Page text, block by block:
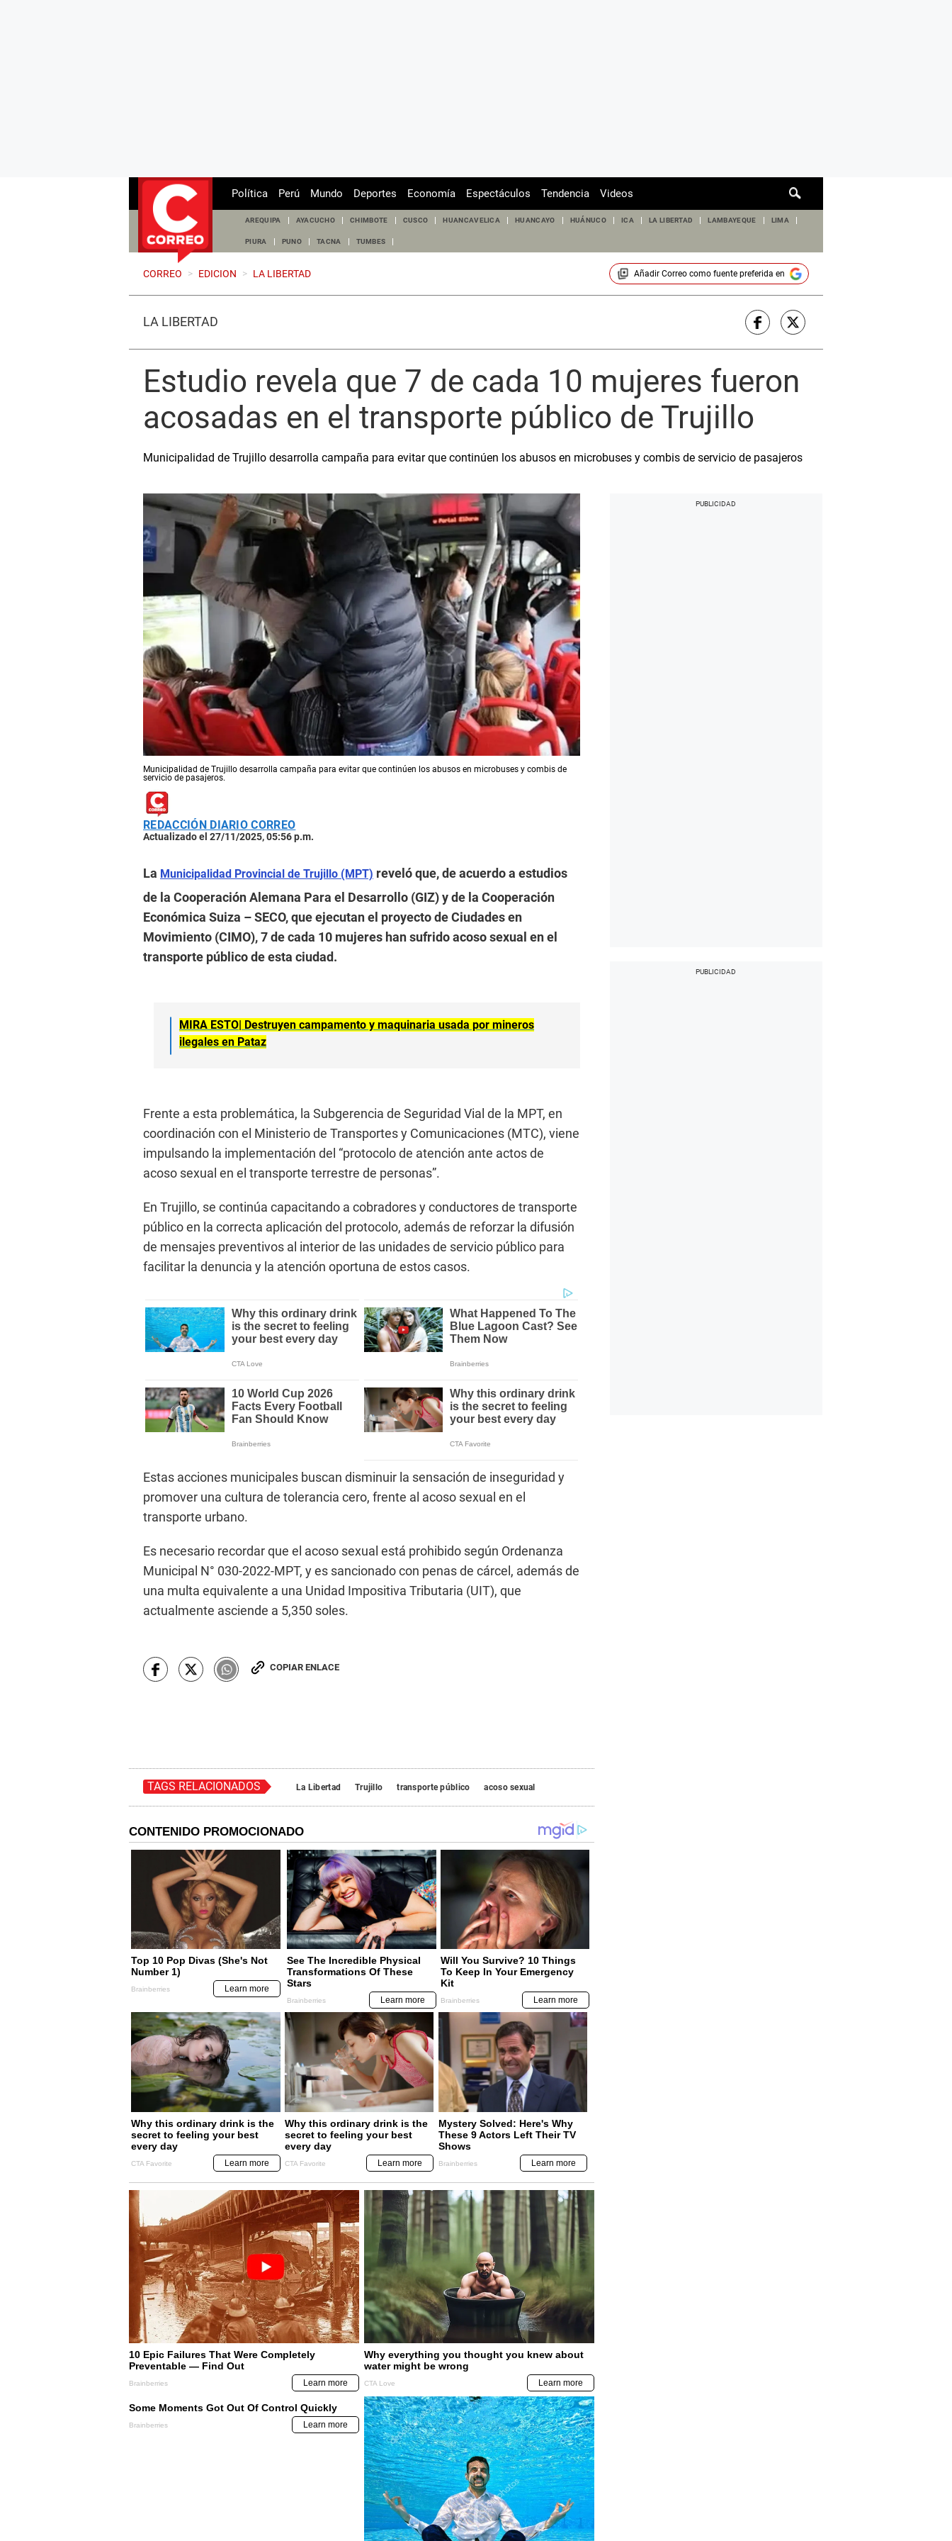
de
Política Perú Mundo Deportes Economía Espectáculos Tendencia Videos
AREQUIPA AYACUCHO CHIMBOTE CUSCO HUANCAVELICA HUANCAYO HUÁNUCO ICA LA LIBERTAD LAMBAYEQUE LIMA
PIURA PUNO TACNA TUMBES
CORREO > EDICION > LA LIBERTAD Añadir Correocomo fuente preferida en
LA LIBERTAD
Estudio revela que 7 de cada 10 mujeres fueron
acosadas en el transporte público de Trujillo
Municipalidad de Trujillo desarrolla campaña para evitar que continúen los abusos en microbuses y combis de servicio de pasajeros
Municipalidad de Trujillo desarrolla campaña para evitar que continúen los abusos en microbuses y combis de
servicio de pasajeros.
REDACCIÓN DIARIO CORREO
Actualizado el 27/11/2025, 05:56 p.m.
La Municipalidad Provincial de Trujillo (MPT) reveló que, de acuerdo a estudios
de la Cooperación Alemana Para el Desarrollo (GIZ) y de la Cooperación
Económica Suiza – SECO, que ejecutan el proyecto de Ciudades en
Movimiento (CIMO), 7 de cada 10 mujeres han sufrido acoso sexual en el
transporte público de esta ciudad.
MIRA ESTO| Destruyen campamento y maquinaria usada por mineros
ilegales en Pataz
Frente a esta problemática, la Subgerencia de Seguridad Vial de la MPT, en
coordinación con el Ministerio de Transportes y Comunicaciones (MTC), viene
impulsando la implementación del “protocolo de atención ante actos de
acoso sexual en el transporte terrestre de personas”.
En Trujillo, se continúa capacitando a cobradores y conductores de transporte
público en la correcta aplicación del protocolo, además de reforzar la difusión
de mensajes preventivos al interior de las unidades de servicio público para
facilitar la denuncia y la atención oportuna de estos casos.
Estas acciones municipales buscan disminuir la sensación de inseguridad y
promover una cultura de tolerancia cero, frente al acoso sexual en el
transporte urbano.
Es necesario recordar que el acoso sexual está prohibido según Ordenanza
Municipal N° 030-2022-MPT, y es sancionado con penas de cárcel, además de
una multa equivalente a una Unidad Impositiva Tributaria (UIT), que
actualmente asciende a 5,350 soles.
COPIAR ENLACE
TAGS RELACIONADOS La Libertad Trujillo transporte público acoso sexual